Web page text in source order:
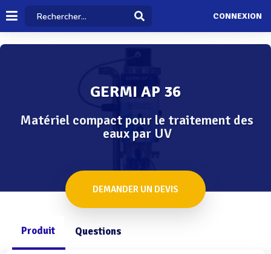
CONNEXION
GERMI AP 36
Matériel compact pour le traitement des
eaux par UV
DEMANDER UN DEVIS
Produit Questions